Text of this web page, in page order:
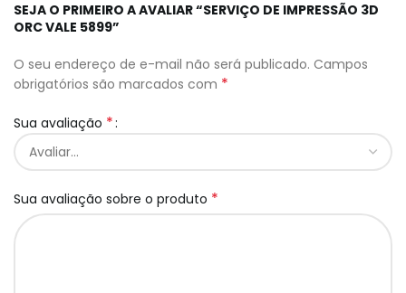
SEJA O PRIMEIRO A AVALIAR “SERVIÇO DE IMPRESSÃO 3D
ORC VALE 5899”
O seu endereço de e-mail não será publicado. Campos
obrigatórios são marcados com *
Sua avaliação *
Sua avaliação sobre o produto *